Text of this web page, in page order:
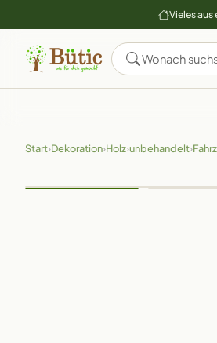
Vieles aus
Start›Dekoration›Holz›unbehandelt›